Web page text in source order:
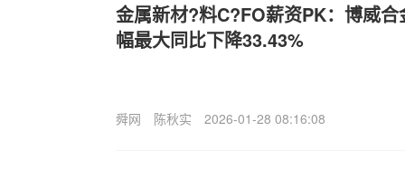
金属新材?料C?FO薪资PK：博威
幅最大同比下降33.43%
舜网 陈秋实 2026-01-28 08:16:08